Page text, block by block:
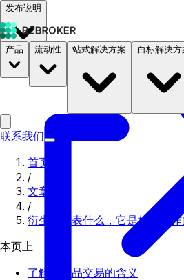
发布说明
文档 定价 B2STORE
产品 流动性 站式解决方案 白标解决方
联系我们
首页
/
文章
/
衍生品代表什么，它是如何运作
本页上
了解衍生品交易的含义